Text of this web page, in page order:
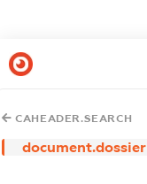
CAHEADER.SEARCH
document.dossier